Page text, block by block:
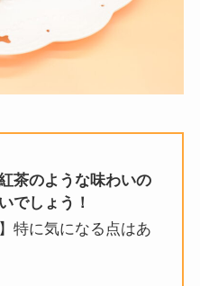
茶のような味わいの
でしょう！
特に気になる点はあ